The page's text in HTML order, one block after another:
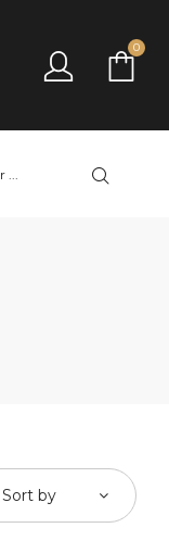
0
Sort by